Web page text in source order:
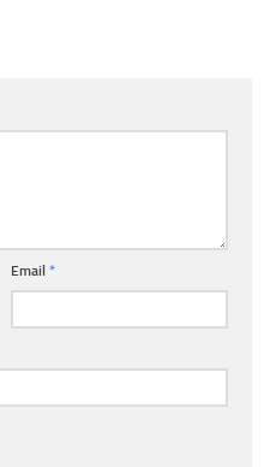
Email *